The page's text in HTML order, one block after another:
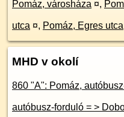
Pomáz, városháza ¤,
utca ¤, Pomáz, Egres utca
MHD v okolí
860 "A": Pomáz, autóbusz-állomás =